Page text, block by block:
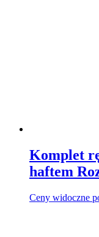
Komplet
haftem
Ceny widoczne